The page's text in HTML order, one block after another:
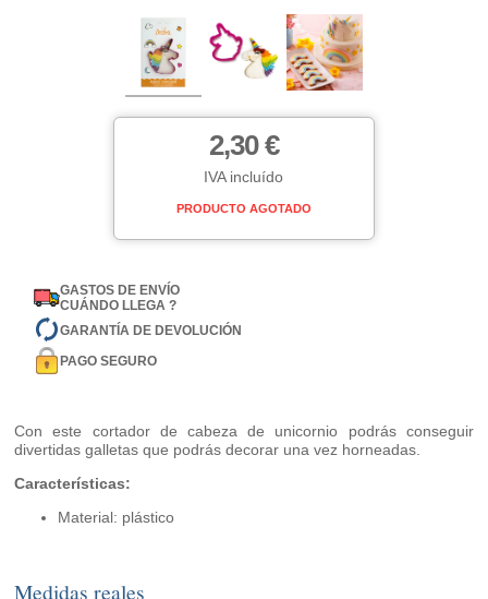
2,30 €
IVA incluído
PRODUCTO AGOTADO
GASTOS DE ENVÍO
CUÁNDO LLEGA ?
GARANTÍA DE DEVOLUCIÓN
PAGO SEGURO
Con este cortador de cabeza de unicornio podrás conseguir
divertidas galletas que podrás decorar una vez horneadas.
Características:
Material: plástico
Medidas reales